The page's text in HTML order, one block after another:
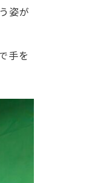
姿が
手を